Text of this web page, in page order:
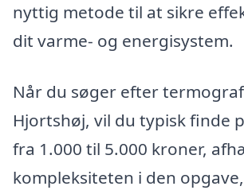
nyttig metode til at sikre
dit varme- og energisystem.
Når du søger efter
Hjortshøj, vil du typisk finde
fra 1.000 til 5.000 kroner,
kompleksiteten i den